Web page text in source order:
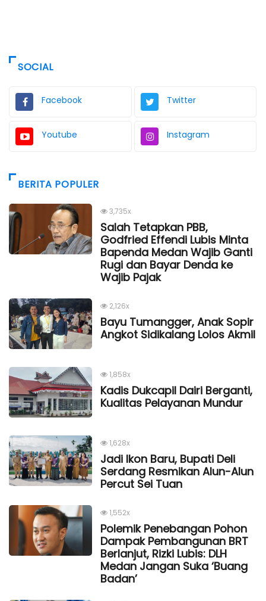
SOCIAL
Facebook Twitter
Youtube Instagram
BERITA POPULER
3,735x
Salah Tetapkan PBB,
Godfried Effendi Lubis Minta
Bapenda Medan Wajib Ganti
Rugi dan Bayar Denda ke
Wajib Pajak
2,126x
Bayu Tumangger, Anak Sopir
Angkot Sidikalang Lolos Akmil
1,858x
Kadis Dukcapil Dairi Berganti,
Kualitas Pelayanan Mundur
1,628x
Jadi Ikon Baru, Bupati Deli
Serdang Resmikan Alun-Alun
Percut Sei Tuan
1,552x
Polemik Penebangan Pohon
Dampak Pembangunan BRT
Berlanjut, Rizki Lubis: DLH
Medan Jangan Suka ‘Buang
Badan’